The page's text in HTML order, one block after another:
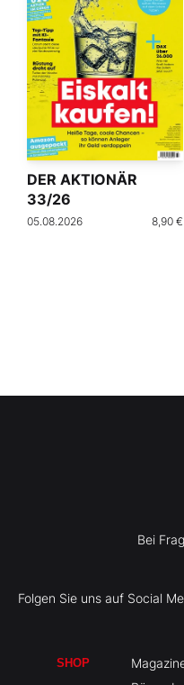
DER AKTIONÄR
33/26
05.08.2026 8,90 €
Bei
Folgen Sie uns auf Social
SHOP